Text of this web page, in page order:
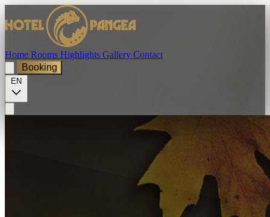
Home Rooms Highlights Gallery Contact
Booking
EN